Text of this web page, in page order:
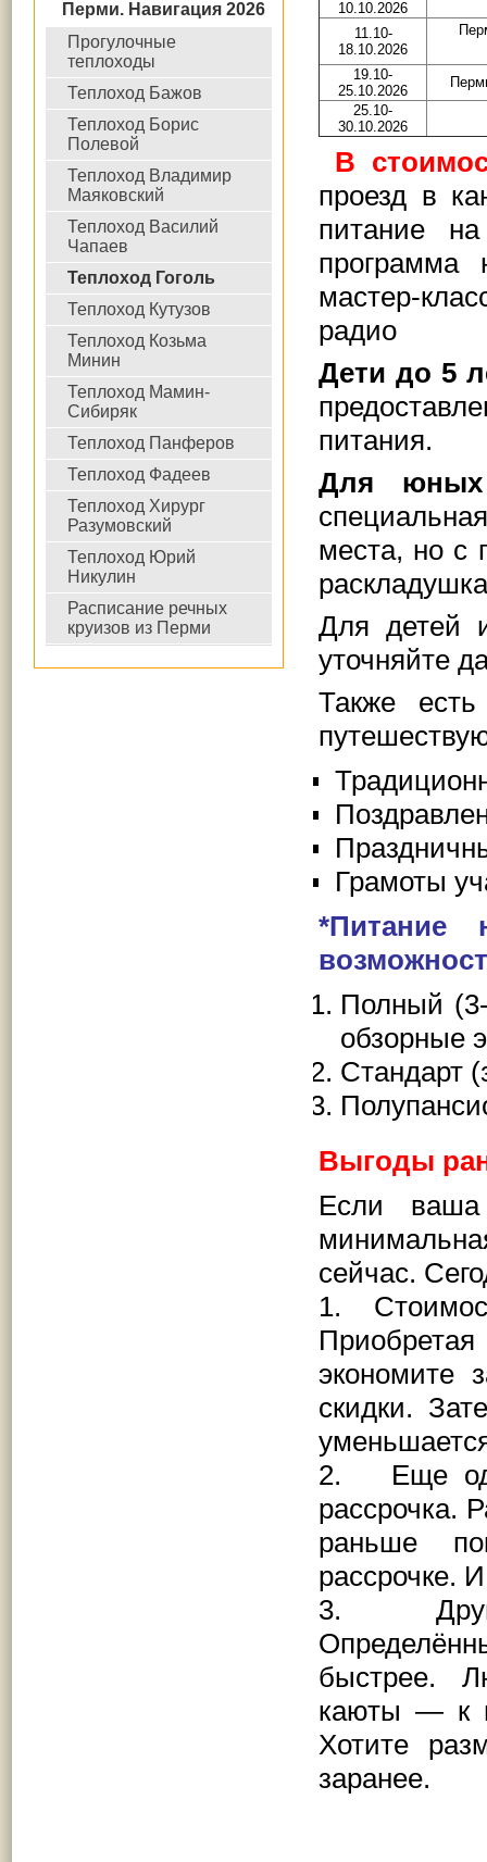
Перми. Навигация 2026
Прогулочные
теплоходы
Теплоход Бажов
Теплоход Борис
Полевой
Теплоход Владимир
Маяковский
Теплоход Василий
Чапаев
Теплоход Гоголь
Теплоход Кутузов
Теплоход Козьма
Минин
Теплоход Мамин-
Сибиряк
Теплоход Панферов
Теплоход Фадеев
Теплоход Хирург
Разумовский
Теплоход Юрий
Никулин
Расписание речных
круизов из Перми
10.10.2026
11.10-
18.10.2026
19.10-
25.10.2026
25.10-
30.10.2026
В
проезд в
питание на
программа
мастер-
радио
Дети до 5
питания.
Для
места, но с
Для детей
уточняйте
Также
Грамоты
Полный
обзорные
Стандарт
Выгоды
Если
сейчас.
1.
экономите
скидки.
2. Еще
рассрочка.
раньше
рассрочке.
3.
быстрее.
каюты — к
Хотите
заранее.